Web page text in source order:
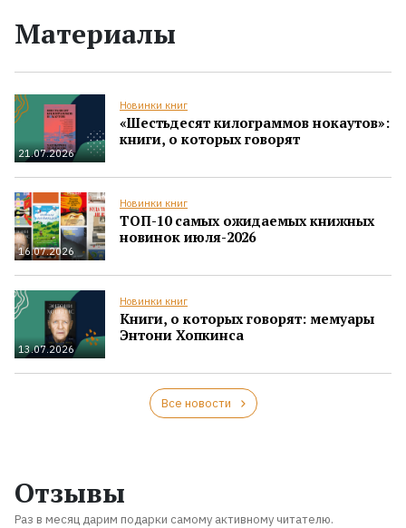
Материалы
21.07.2026
Новинки книг
«Шестьдесят килограммов нокаутов»:
книги, о которых говорят
16.07.2026
Новинки книг
ТОП-10 самых ожидаемых книжных
новинок июля-2026
13.07.2026
Новинки книг
Книги, о которых говорят: мемуары
Энтони Хопкинса
Все новости
Отзывы
Раз в месяц дарим подарки самому активному читателю.